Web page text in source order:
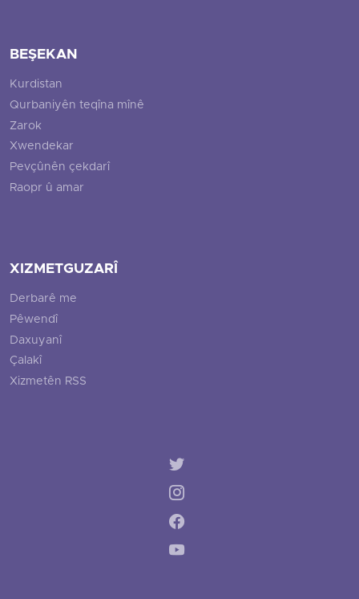
BEŞEKAN
Kurdistan
Qurbaniyên teqîna mînê
Zarok
Xwendekar
Pevçûnên çekdarî
Raopr û amar
XIZMETGUZARÎ
Derbarê me
Pêwendî
Daxuyanî
Çalakî
Xizmetên RSS